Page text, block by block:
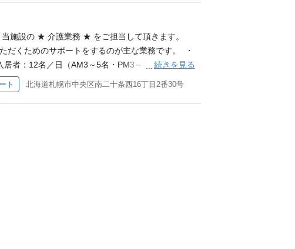
応募資格 (1)ヘルパー２級 (2)ヘルパー１級 (3)
介護福祉士 (1)～(5)のいずれかの資格をお持ちの
当施設の ★ 介護業務 ★ をご担当して頂きます。
だくためのサポートをするのが主な業務です。 ・
者：12名／日（AM3～5名・PM3～7名） ＊ス
クティビティなどの余暇活動の支援 ・上記に付
（2024/8月末時点） ※スタッフ体制：日勤2～3
募資格 (1)ヘルパー２級 (2)ヘルパー１級 (3)介護
続きを見る
ト 北海道札幌市中央区南二十条西16丁目2番30号